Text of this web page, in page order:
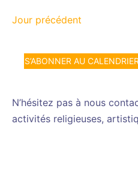
date.
Jour précédent
S’ABONNER AU CALENDRIER
N’hésitez pas à nous
activités religieuses,